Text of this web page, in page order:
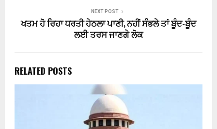
NEXT POST
ਖਤਮ ਹੋ ਰਿਹਾ ਧਰਤੀ ਹੇਠਲਾ ਪਾਣੀ, ਨਹੀਂ ਸੰਭਲੇ ਤਾਂ ਬੂੰਦ-ਬੂੰਦ
ਲਈ ਤਰਸ ਜਾਣਗੇ ਲੋਕ
RELATED POSTS